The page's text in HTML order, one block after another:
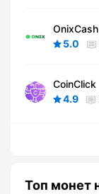
OnixCash
5.0
CoinClick
4.9
Топ монет